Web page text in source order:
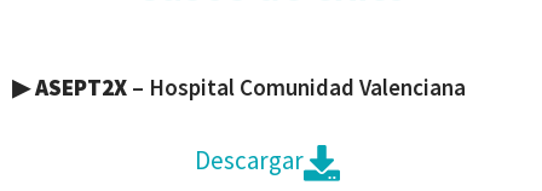
▶ASEPT2X – Hospital Comunidad Valenciana
Descargar